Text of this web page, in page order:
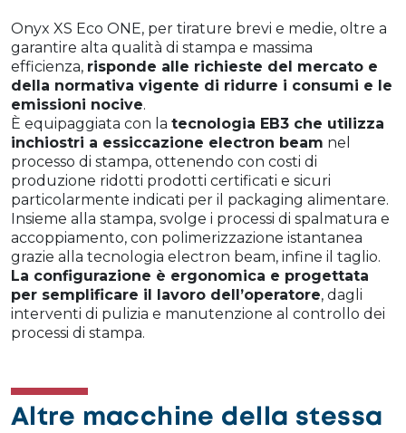
Onyx XS Eco ONE, per tirature brevi e medie, oltre a
garantire alta qualità di stampa e massima
efficienza, risponde alle richieste del mercato e
della normativa vigente di ridurre i consumi e le
emissioni nocive.
È equipaggiata con la tecnologia EB3 che utilizza
inchiostri a essiccazione electron beam nel
processo di stampa, ottenendo con costi di
produzione ridotti prodotti certificati e sicuri
particolarmente indicati per il packaging alimentare.
Insieme alla stampa, svolge i processi di spalmatura e
accoppiamento, con polimerizzazione istantanea
grazie alla tecnologia electron beam, infine il taglio.
La configurazione è ergonomica e progettata
per semplificare il lavoro dell’operatore, dagli
interventi di pulizia e manutenzione al controllo dei
processi di stampa.
Altre macchine della stessa